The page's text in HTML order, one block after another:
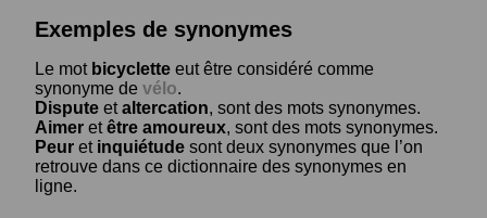
Exemples de synonymes
Le mot bicyclette eut être considéré comme
synonyme de vélo.
Dispute etaltercation, sont des mots synonymes.
Aimer etêtre amoureux, sont des mots synonymes.
Peur et inquiétude sont deux synonymes que l’on
retrouve dans ce dictionnaire des synonymes en
ligne.